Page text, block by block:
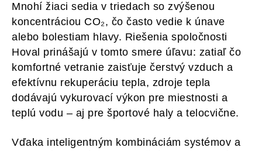
Mnohí žiaci sedia v triedach so zvýšenou
koncentráciou CO₂, čo často vedie k únave
alebo bolestiam hlavy. Riešenia spoločnosti
Hoval prinášajú v tomto smere úľavu: zatiaľ čo
komfortné vetranie zaisťuje čerstvý vzduch a
efektívnu rekuperáciu tepla, zdroje tepla
dodávajú vykurovací výkon pre miestnosti a
teplú vodu – aj pre športové haly a telocvične.
Vďaka inteligentným kombináciám systémov a